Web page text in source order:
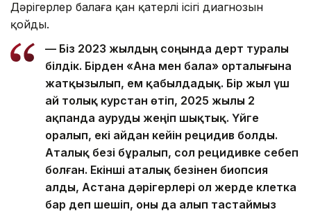
Дәрігерлер балаға қан қатерлі ісігі диагнозын
қойды.
— Біз 2023 жылдың соңында дерт туралы
білдік. Бірден «Ана мен бала» орталығына
жатқызылып, ем қабылдадық. Бір жыл үш
ай толық курстан өтіп, 2025 жылы 2
ақпанда ауруды жеңіп шықтық. Үйге
оралып, екі айдан кейін рецидив болды.
Аталық безі бұралып, сол рецидивке себеп
болған. Екінші аталық безінен биопсия
алды, Астана дәрігерлері ол жерде клетка
бар деп шешіп, оны да алып тастаймыз